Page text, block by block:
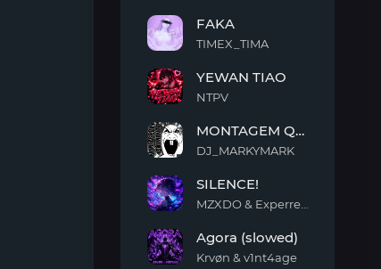
KILLTEKKFAKA
TIMEX_TIMA
TIAO
YEWAN TIAO
NTPV
QUIMENTO
MONTAGEM QUIMENTO
DJ_MARKYMARK
SILENCE!
Agora (slowed)
Krvøn & v1nt4age